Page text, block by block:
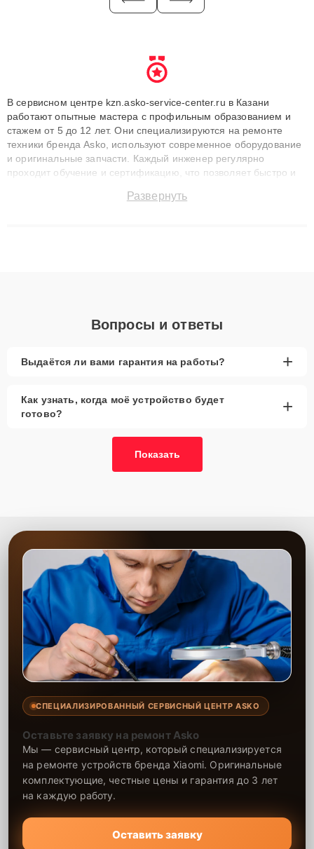
В сервисном центре kzn.asko-service-center.ru в Казани
работают опытные мастера с профильным образованием и
стажем от 5 до 12 лет. Они специализируются на ремонте
техники бренда Asko, используют современное оборудование
и оригинальные запчасти. Каждый инженер регулярно
проходит обучение и сертификацию, что позволяет быстро и
сохранением гарантии до 3 лет. Наши мастера решают
Развернуть
Вопросы и ответы
Выдаётся ли вами гарантия на работы? +
Как узнать, когда моё устройство будет
готово?
+
Показать
СПЕЦИАЛИЗИРОВАННЫЙ СЕРВИСНЫЙ ЦЕНТР ASKO
Оставьте заявку на ремонт Asko
Мы — сервисный центр, который специализируется
на ремонте устройств бренда Xiaomi. Оригинальные
комплектующие, честные цены и гарантия до 3 лет
на каждую работу.
Оставить заявку